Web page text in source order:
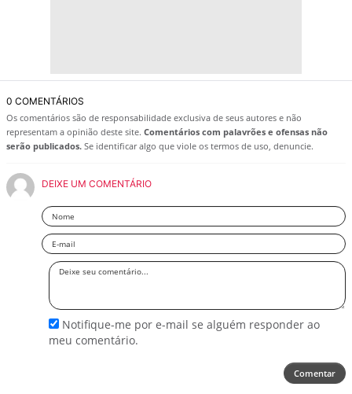
0 COMENTÁRIOS
Os comentários são de responsabilidade exclusiva de seus autores e não
representam a opinião deste site. Comentários com palavrões e ofensas não
serão publicados. Se identificar algo que viole os termos de uso, denuncie.
DEIXE UM COMENTÁRIO
Nome
Email
Deixe
Notifique-me por e-mail se alguém responder ao
meu comentário.
Comentar